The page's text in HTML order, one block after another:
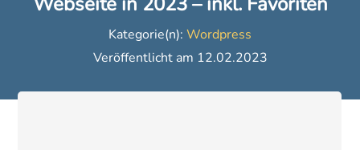
Kategorie(n): Wordpress
Veröffentlicht am 12.02.2023